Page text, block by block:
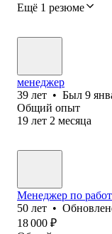
Ещё 1 резюме
менеджер
39 лет • Был 9
Общий опыт
19 лет 2 месяца
Менеджер по
50 лет •
18 000 ₽